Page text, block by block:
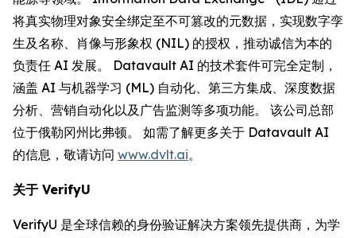
将真实物理对象安全绑定至不可篡改的元数据，实现数字孪
生及名称、肖像与形象权 (NIL) 的授权，推动诚信为本的
负责任 AI 发展。 Datavault AI 的技术套件可完全定制，
涵盖 AI 与机器学习 (ML) 自动化、第三方集成、深度数据
分析、营销自动化以及广告监测等多项功能。 该公司总部
位于俄勒冈州比弗顿。 如需了解更多关于 Datavault AI
的信息，敬请访问 www.dvlt.ai。
关于 VerifyU
VerifyU 是全球信赖的身份验证解决方案领先提供商，为学